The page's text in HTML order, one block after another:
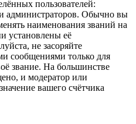
пользователей:
администраторов. Обычно вы
наименования званий на
установлены её
не засоряйте
сообщениями только для
звание. На большинстве
и модератор или
вашего счётчика